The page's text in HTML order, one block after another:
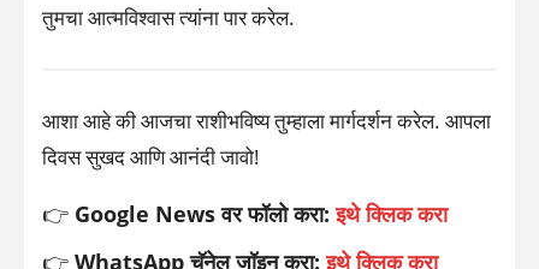
तुमचा आत्मविश्वास त्यांना पार करेल.
आशा आहे की आजचा राशीभविष्य तुम्हाला मार्गदर्शन करेल. आपला
दिवस सुखद आणि आनंदी जावो!
👉 Google News वर फॉलो करा: इथे क्लिक करा
👉 WhatsApp चॅनेल जॉइन करा: इथे क्लिक करा